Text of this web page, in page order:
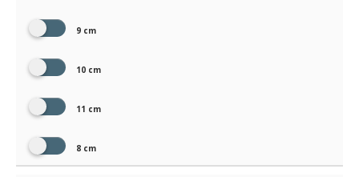
9 cm
10 cm
11 cm
8 cm